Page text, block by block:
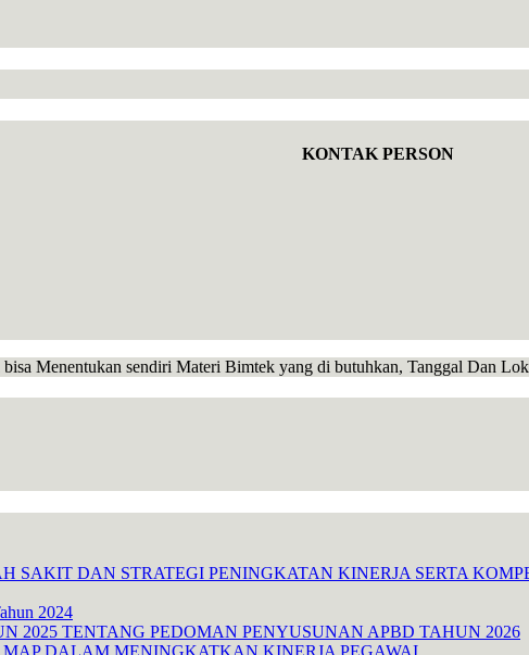
KONTAK PERSON
bisa Menentukan sendiri Materi Bimtek yang di butuhkan, Tanggal Dan
SAKIT DAN STRATEGI PENINGKATAN KINERJA SERTA
2024
2025 TENTANG PEDOMAN PENYUSUNAN APBD TAHUN 2026